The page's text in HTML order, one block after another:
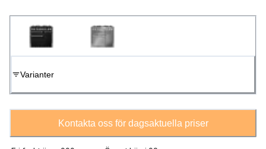
Varianter
Kontakta oss för dagsaktuella priser